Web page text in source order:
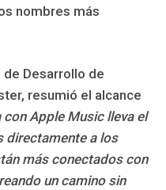
nombres más
Desarrollo de
resumió el alcance
con Apple Music lleva el
directamente a los
más conectados con
un camino sin